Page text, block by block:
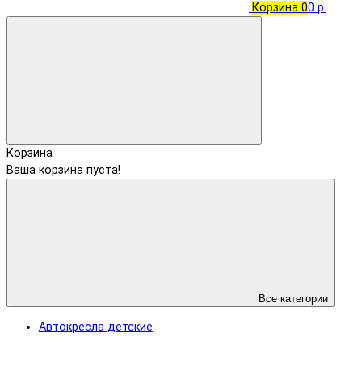
Корзина 00 р.
Корзина
Ваша корзина пуста!
Все категории
Автокресла детские